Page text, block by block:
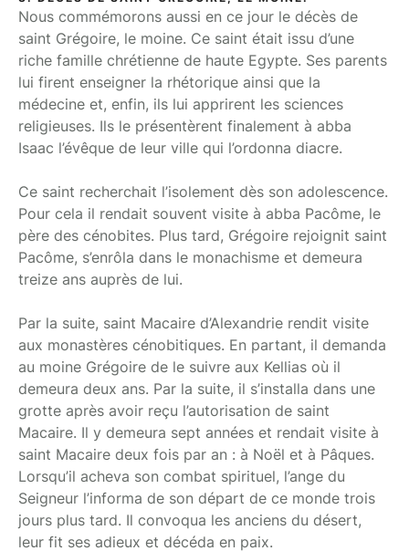
Nous commémorons aussi en ce jour le décès de
saint Grégoire, le moine. Ce saint était issu d’une
riche famille chrétienne de haute Egypte. Ses parents
lui firent enseigner la rhétorique ainsi que la
médecine et, enfin, ils lui apprirent les sciences
religieuses. Ils le présentèrent finalement à abba
Isaac l’évêque de leur ville qui l’ordonna diacre.
Ce saint recherchait l’isolement dès son adolescence.
Pour cela il rendait souvent visite à abba Pacôme, le
père des cénobites. Plus tard, Grégoire rejoignit saint
Pacôme, s’enrôla dans le monachisme et demeura
treize ans auprès de lui.
Par la suite, saint Macaire d’Alexandrie rendit visite
aux monastères cénobitiques. En partant, il demanda
au moine Grégoire de le suivre aux Kellias où il
demeura deux ans. Par la suite, il s’installa dans une
grotte après avoir reçu l’autorisation de saint
Macaire. Il y demeura sept années et rendait visite à
saint Macaire deux fois par an : à Noël et à Pâques.
Lorsqu’il acheva son combat spirituel, l’ange du
Seigneur l’informa de son départ de ce monde trois
jours plus tard. Il convoqua les anciens du désert,
leur fit ses adieux et décéda en paix.